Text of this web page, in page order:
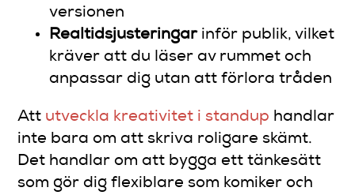
versionen
Realtidsjusteringarinför publik, vilket
kräver att du läser av rummet och
anpassar dig utan att förlora tråden
Att utveckla kreativitet i standup handlar
inte bara om att skriva roligare skämt.
Det handlar om att bygga ett tänkesätt
som gör dig flexiblare som komiker och